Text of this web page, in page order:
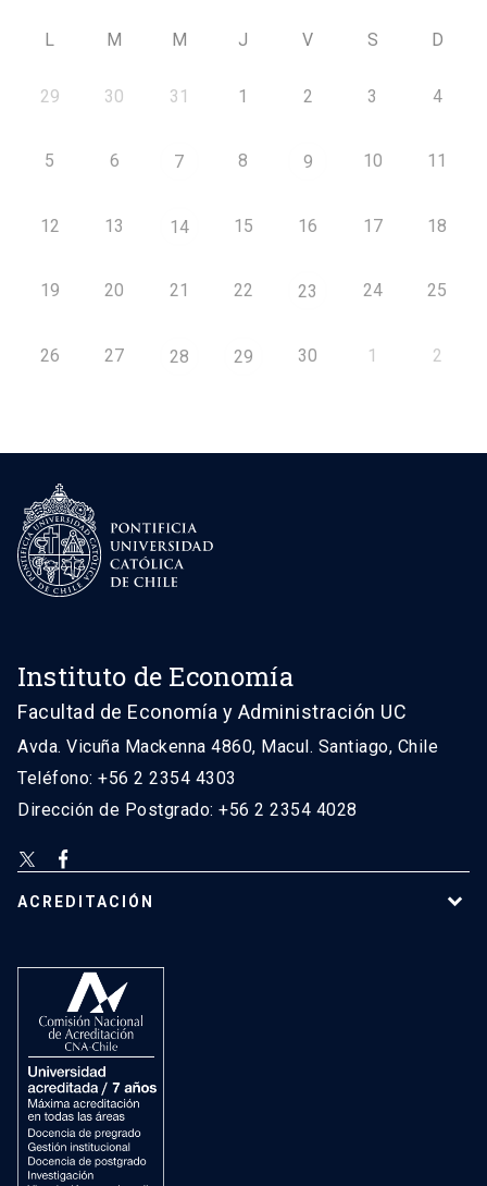
L M M J V S D
29 30 31 1 2 3 4
5 6 7 8 9 10 11
12 13 14 15 16 17 18
19 20 21 22 23 24 25
26 27 28 29 30 1 2
Instituto de Economía
Facultad de Economía y Administración UC
Avda. Vicuña Mackenna 4860, Macul. Santiago, Chile
Teléfono: +56 2 2354 4303
Dirección de Postgrado: +56 2 2354 4028
ACREDITACIÓN